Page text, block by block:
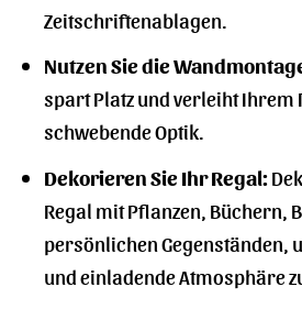
Zeitschriftenablagen.
Nutzen Sie die
spart Platz und verleiht Ihrem
schwebende Optik.
Dekorieren Sie Ihr Regal:
Regal mit Pflanzen, Büchern,
persönlichen Gegenständen,
und einladende Atmosphäre